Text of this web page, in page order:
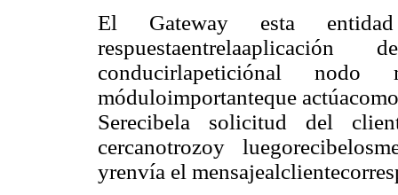
El Gateway esta
conducirlapeticiónal
móduloimportanteque
Serecibela solicitud del
cercanotrozoy
yrenvía el